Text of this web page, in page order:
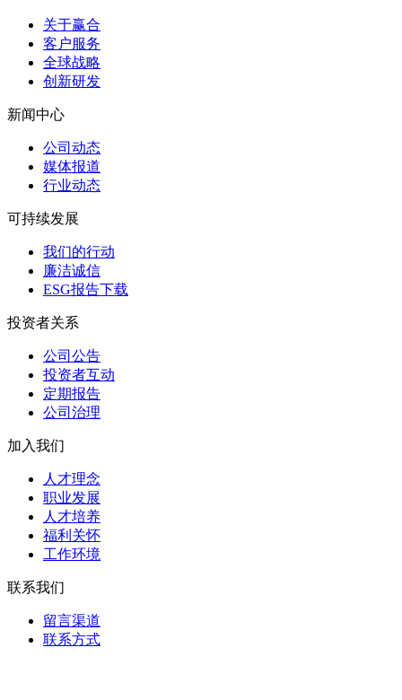
关于赢合
客户服务
全球战略
创新研发
新闻中心
公司动态
媒体报道
行业动态
可持续发展
我们的行动
廉洁诚信
ESG报告下载
投资者关系
公司公告
投资者互动
定期报告
公司治理
加入我们
人才理念
职业发展
人才培养
福利关怀
工作环境
联系我们
留言渠道
联系方式